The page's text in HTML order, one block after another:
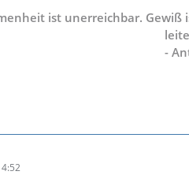
ist unerreichbar.
-